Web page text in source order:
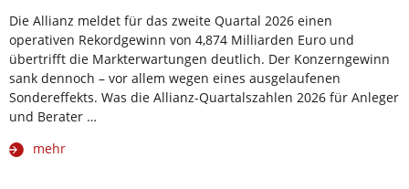
Die Allianz meldet für das zweite Quartal 2026 einen
operativen Rekordgewinn von 4,874 Milliarden Euro und
übertrifft die Markterwartungen deutlich. Der Konzerngewinn
sank dennoch – vor allem wegen eines ausgelaufenen
Sondereffekts. Was die Allianz-Quartalszahlen 2026 für Anleger
und Berater …
mehr